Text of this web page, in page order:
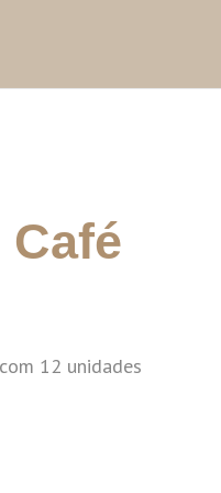
12 unidades